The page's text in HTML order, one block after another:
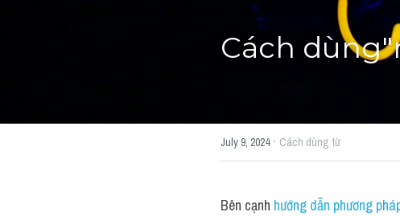
Cách
July 9, 2024· Cách dùng từ
Bên cạnh hướng dẫn phương